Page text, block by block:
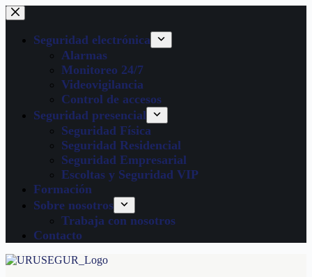
Seguridad electrónica
Alarmas
Monitoreo 24/7
Videovigilancia
Control de accesos
Seguridad presencial
Seguridad Física
Seguridad Residencial
Seguridad Empresarial
Escoltas y Seguridad VIP
Formación
Sobre nosotros
Trabaja con nosotros
Contacto